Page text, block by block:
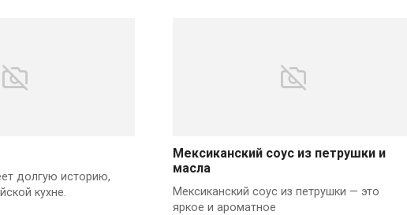
долгую историю,
кухне.
Мексиканский соус из петрушки и
масла
Мексиканский соус из петрушки — это
яркое и ароматное